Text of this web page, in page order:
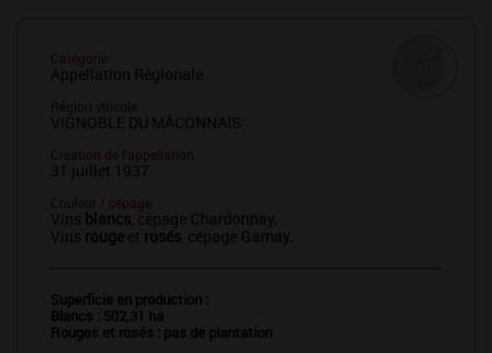
Catégorie
Appellation Régionale
Région viticole
VIGNOBLE DU MÂCONNAIS
Création de l'appellation
31 juillet 1937
Couleur / cépage
Vins blancs, cépage
.
Vins rouge et rosés, cépage .
Superficie en production :
Blancs : 502,31 ha
Rouges et rosés : pas de plantation